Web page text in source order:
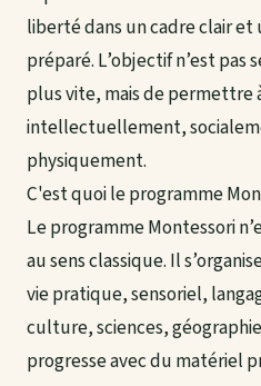
liberté dans un cadre clair
préparé. L’objectif n’est
plus vite, mais de permettre
intellectuellement,
physiquement.
C'est quoi le programme
Le programme Montessori
au sens classique. Il
vie pratique, sensoriel,
culture, sciences,
progresse avec du matériel